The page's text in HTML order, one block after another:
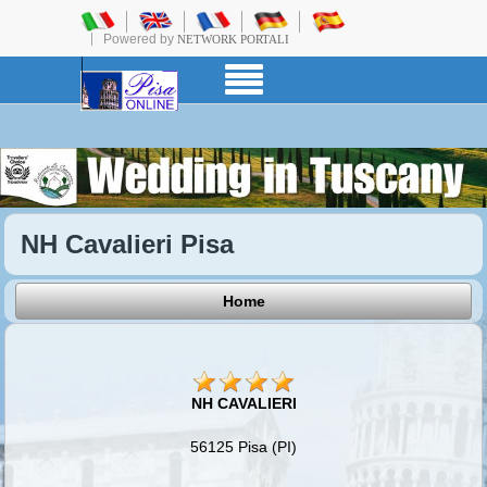
Powered by NETWORK PORTALI
NH Cavalieri Pisa
Home
NH CAVALIERI
56125 Pisa (PI)